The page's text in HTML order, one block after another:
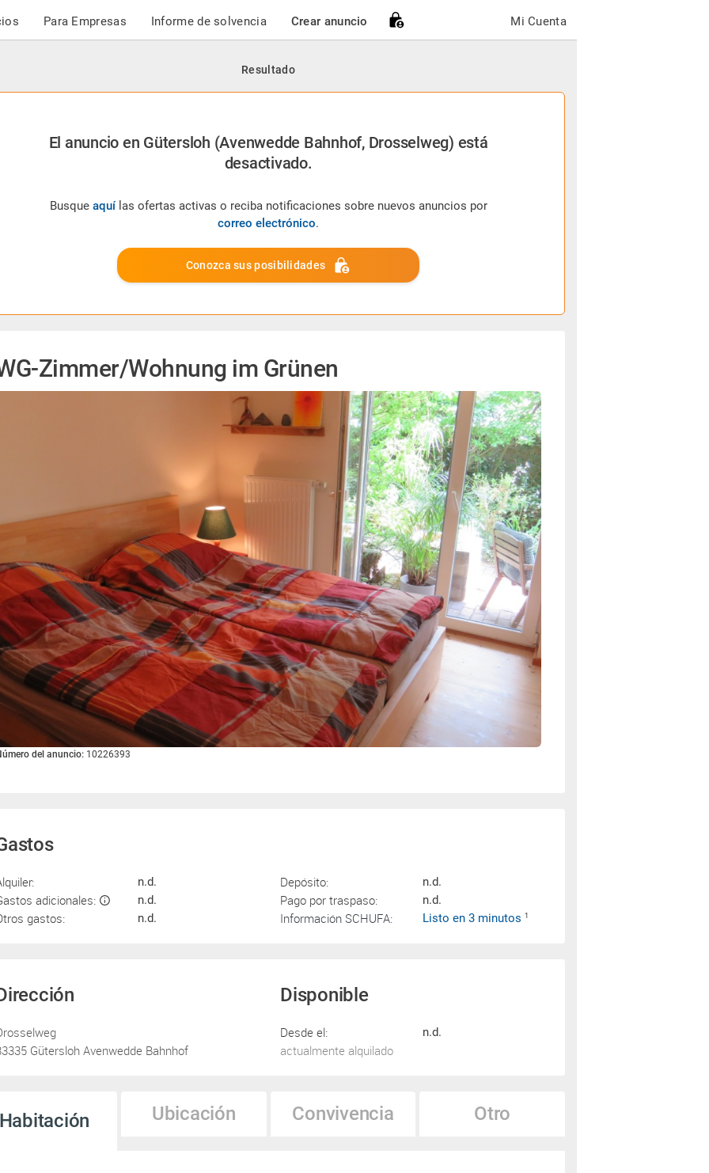
Para Empresas Informe de solvencia Crear anuncio Mi Cuenta
Resultado
El anuncio en Gütersloh (Avenwedde Bahnhof, Drosselweg) está
desactivado.
Busque aquílas ofertas activas o reciba notificaciones sobre nuevos anuncios por
correo electrónico.
Conozca sus posibilidades
Zimmer/Wohnung im Grünen
del anuncio: 10226393
n.d.
adicionales: n.d.
gastos: n.d.
Depósito: n.d.
Pago por traspaso: n.d.
Información SCHUFA: Listo en 3 minutos 1
Gütersloh Avenwedde Bahnhof
Disponible
Desde el: n.d.
actualmente alquilado
Ubicación Convivencia Otro